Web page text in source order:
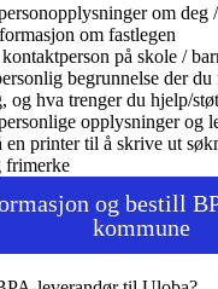
om deg
om fastlegen
på skole /
begrunnelse der
og hva trenger du hjelp/
opplysninger og
en printer til å skrive ut
frimerke
og bestill
kommune